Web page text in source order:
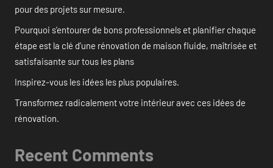
pour des projets sur mesure.
Pourquoi s’entourer de bons professionnels et planifier chaque
étape est la clé d’une rénovation de maison fluide, maîtrisée et
satisfaisante sur tous les plans
Inspirez-vous les idées les plus populaires.
Transformez radicalement votre intérieur avec ces idées de
rénovation.
Recent Comments